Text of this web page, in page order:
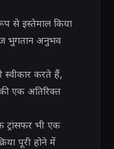
से इस्तेमाल किया
भुगतान अनुभव
स्वीकार करते हैं,
एक अतिरिक्त
ट्रांसफर भी एक
पूरी होने में